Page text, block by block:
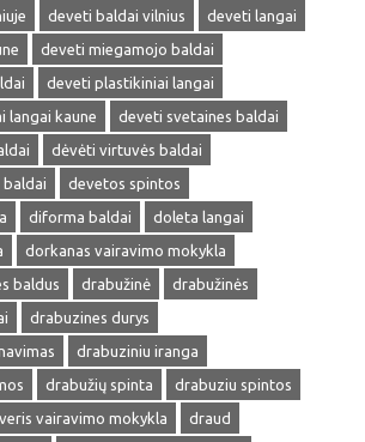
deveti baldai vilnius
deveti langai
deveti miegamojo baldai
deveti plastikiniai langai
langai kaune
deveti svetaines baldai
dėvėti virtuvės baldai
devetos spintos
diforma baldai
doleta langai
dorkanas vairavimo mokykla
baldus
drabužinė
drabužinės
drabuzines durys
drabuziniu iranga
drabužių spinta
drabuziu spintos
vairavimo mokykla
draud